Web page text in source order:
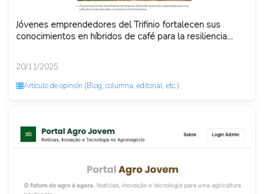
Jóvenes emprendedores del Trifinio fortalecen sus
conocimientos en híbridos de café para la resiliencia
20/11/2025
Artículo de opinión (Blog, columna, editorial, etc.)